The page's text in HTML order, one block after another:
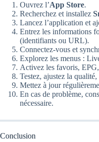
Ouvrez l’App Store.
Recherchez et installez
Lancez l’application et
Entrez les informations
(identifiants ou URL).
Connectez‑vous et
Explorez les menus :
Activez les favoris,
Testez, ajustez la
Mettez à jour
En cas de problème,
nécessaire.
Conclusion